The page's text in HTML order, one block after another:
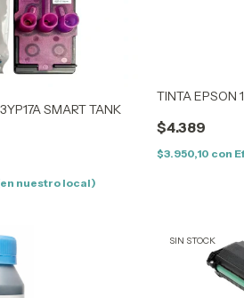
SMART TANK
nuestro local)
TINTA EPSON
$4.389
$3.950,10 con
SIN STOCK